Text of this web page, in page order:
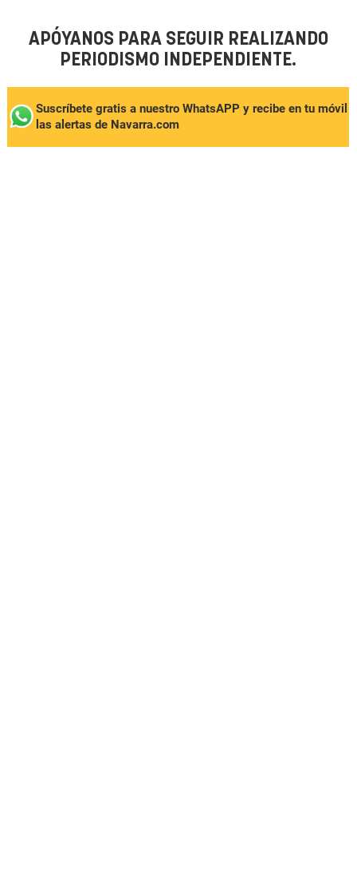
APÓYANOS PARA SEGUIR REALIZANDO
PERIODISMO INDEPENDIENTE.
Suscríbete gratis a nuestro WhatsAPP y recibe en tu móvil
las alertas de Navarra.com